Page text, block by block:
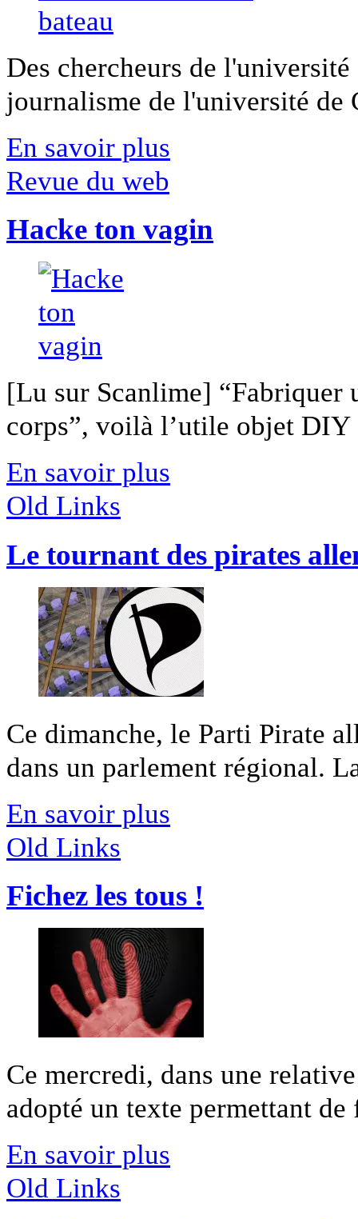
Des chercheurs de
journalisme de l'université
En savoir plus
Revue du web
Hacke ton vagin
[Lu sur Scanlime] “Fabriquer
corps”, voilà l’utile objet
En savoir plus
Old Links
Le tournant des pirates
Ce dimanche, le Parti Pirate
dans un parlement régional.
En savoir plus
Old Links
Fichez les tous !
Ce mercredi, dans une
adopté un texte permettant
En savoir plus
Old Links